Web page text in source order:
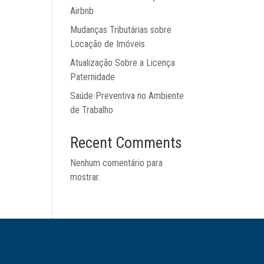
Airbnb
Mudanças Tributárias sobre
Locação de Imóveis
Atualização Sobre a Licença
Paternidade
Saúde Preventiva no Ambiente
de Trabalho
Recent Comments
Nenhum comentário para
mostrar.